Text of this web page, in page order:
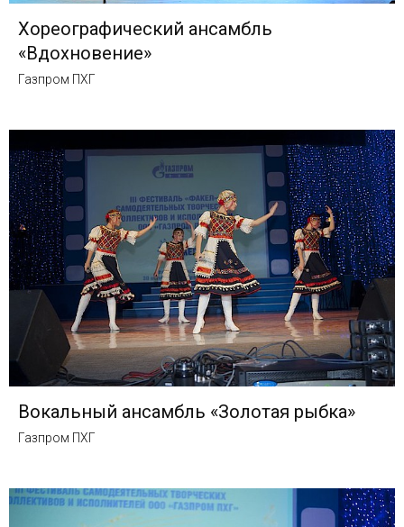
Хореографический ансамбль
«Вдохновение»
Газпром ПХГ
Вокальный ансамбль «Золотая рыбка»
Газпром ПХГ